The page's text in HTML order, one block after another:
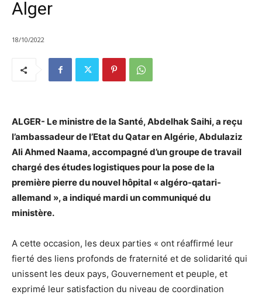
Alger
18/10/2022
ALGER- Le ministre de la Santé, Abdelhak Saihi, a reçu
l’ambassadeur de l’Etat du Qatar en Algérie, Abdulaziz
Ali Ahmed Naama, accompagné d’un groupe de travail
chargé des études logistiques pour la pose de la
première pierre du nouvel hôpital « algéro-qatari-
allemand », a indiqué mardi un communiqué du
ministère.
A cette occasion, les deux parties « ont réaffirmé leur
fierté des liens profonds de fraternité et de solidarité qui
unissent les deux pays, Gouvernement et peuple, et
exprimé leur satisfaction du niveau de coordination